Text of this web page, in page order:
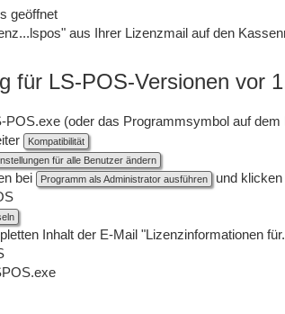
geöffnet
aus Ihrer Lizenzmail auf den
für LS-POS-Versionen vor
POS.exe (oder das Programmsymbol auf dem
Kompatibilität
für alle Benutzer ändern
bei Programm als Administrator ausführen und klicken
Inhalt der E-Mail "Lizenzinformationen